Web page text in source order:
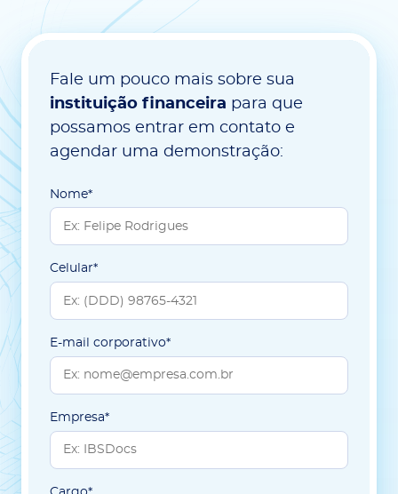
Fale um pouco mais sobre sua
instituição financeira para que
possamos entrar em contato e
agendar uma demonstração:
Nome*
Celular*
E-mail corporativo*
Empresa*